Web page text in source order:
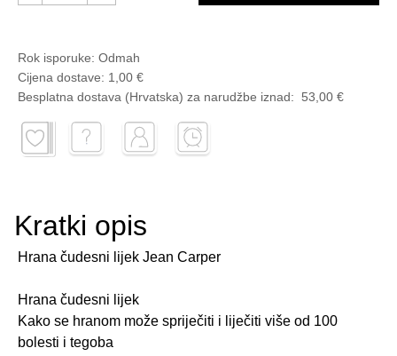
Rok isporuke: Odmah
Cijena dostave: 1,00 €
Besplatna dostava (Hrvatska) za narudžbe iznad: 53,00 €
Kratki opis
Hrana čudesni lijek Jean Carper
Hrana čudesni lijek
Kako se hranom može spriječiti i liječiti više od 100
bolesti i tegoba